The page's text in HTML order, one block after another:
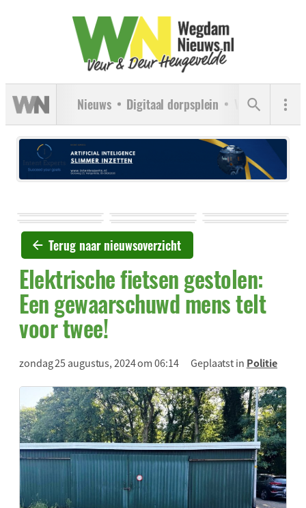
Nieuws Digitaal dorpsplein Verenigingen
Terug naar nieuwsoverzicht
Elektrische fietsen gestolen:
Een gewaarschuwd mens telt
voor twee!
zondag 25 augustus, 2024 om 06:14 Geplaatst in Politie